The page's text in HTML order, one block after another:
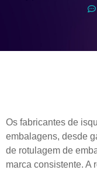
Os fabricantes de
embalagens, desde
de rotulagem de
marca consistente. A